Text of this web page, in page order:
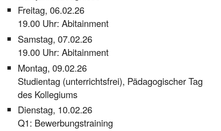
Freitag, 06.02.26
19.00 Uhr: Abitainment
Samstag, 07.02.26
19.00 Uhr: Abitainment
Montag, 09.02.26
Studientag (unterrichtsfrei), Pädagogischer Tag
des Kollegiums
Dienstag, 10.02.26
Q1: Bewerbungstraining